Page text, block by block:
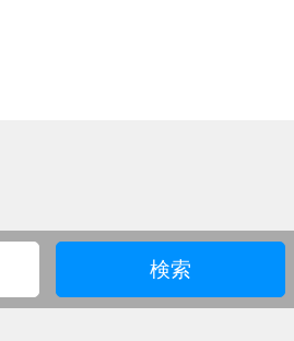
検索